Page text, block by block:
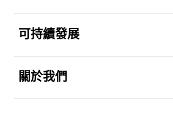
可持續發展
關於我們